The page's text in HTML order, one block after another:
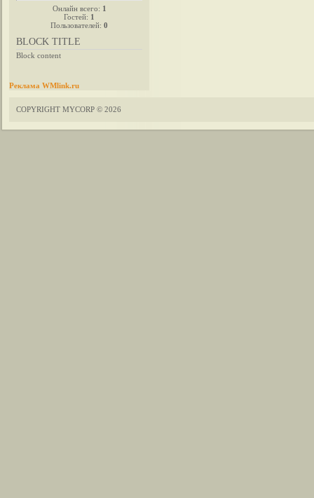
Онлайн всего: 1
Гостей: 1
Пользователей: 0
BLOCK TITLE
Block content
Реклама WMlink.ru
COPYRIGHT MYCORP © 2026